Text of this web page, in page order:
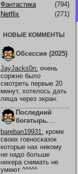
Фантастика
(794)
Netflix
(271)
НОВЫЕ КОММЕНТЫ
Обсессия (2025)
JayJacks0n: очень
соржно было
смотреть первые 20
минут, хотелось дать
леща через экран.
Последний
богатырь.
Колобок (2026)
bareban19931: кроме
своих говносказок
которые нах никому
не надо больше
нихера снимать не
умеют ^^^^^